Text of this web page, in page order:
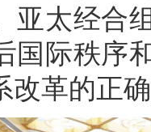
亚太经合
国际秩序
改革的正